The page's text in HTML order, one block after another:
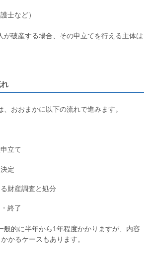
士など）
が破産する場合、その申立てを行える主体は
おおまかに以下の流れで進みます。
立て
定
財産調査と処分
終了
般的に半年から1年程度かかりますが、内容
かるケースもあります。